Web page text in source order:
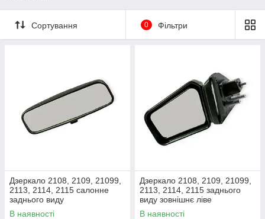
Сортування 0 Фільтри
Дзеркало 2108, 2109, 21099,
2113, 2114, 2115 салонне
заднього виду
В наявності
Дзеркало 2108, 2109, 21099,
2113, 2114, 2115 заднього
виду зовнішнє ліве
металевий кронштейн 95987
В наявності